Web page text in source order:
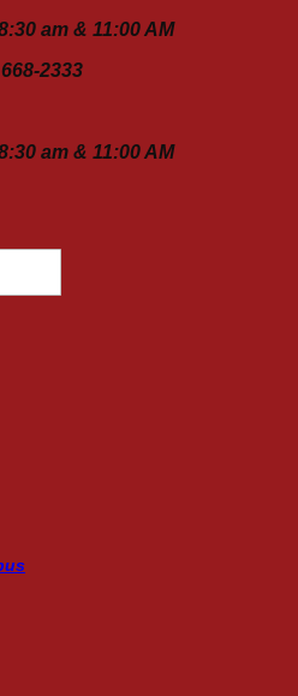
am & 11:00 AM
2333
am & 11:00 AM